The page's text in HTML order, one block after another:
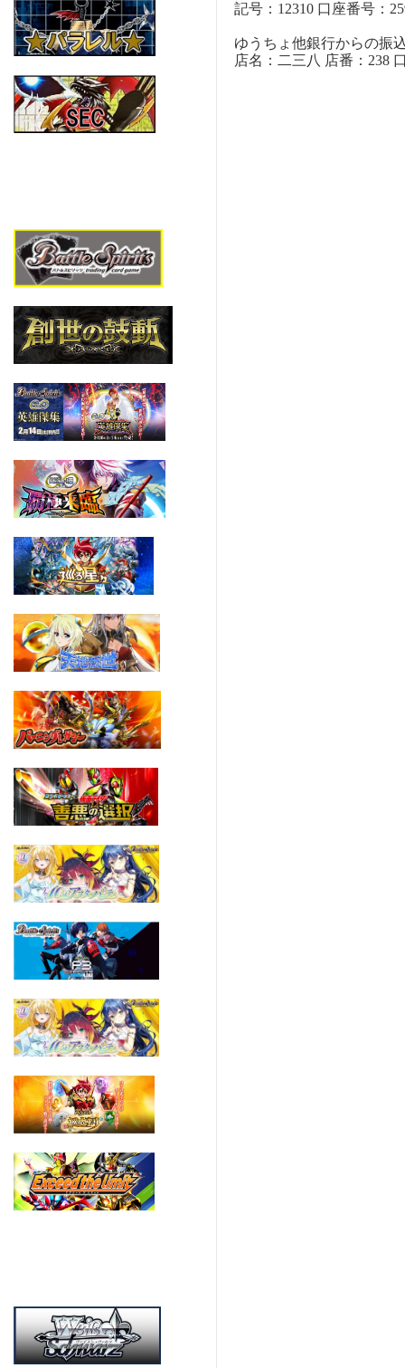
記号：12310 口座番号：
ゆうちょ他銀行からの振
店名：二三八 店番：238